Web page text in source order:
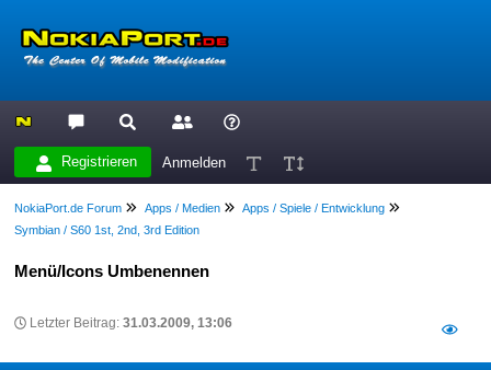
Registrieren Anmelden
NokiaPort.de Forum Apps / Medien
Apps / Spiele / Entwicklung
Symbian / S60 1st, 2nd, 3rd Edition
Menü/Icons Umbenennen
Letzter Beitrag:31.03.2009, 13:06